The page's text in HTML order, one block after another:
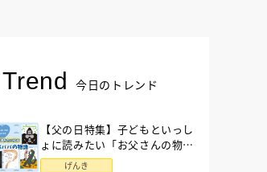
Trend 今日のトレンド
【父の日特集】子どもといっし
ょに読みたい「お父さんの物
語」６選
げんき